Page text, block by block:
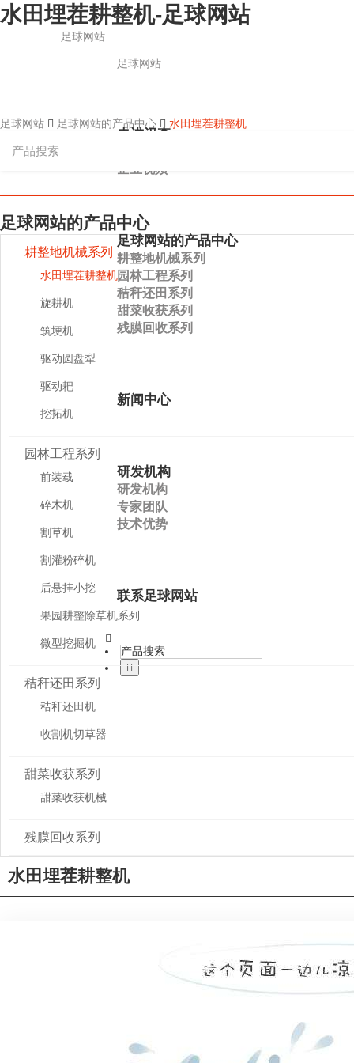
水田埋茬耕整机-足球网站
足球网站
足球网站
走进汉森
企业视频
足球网站的产品中心
耕整地机械系列
园林工程系列
秸秆还田系列
甜菜收获系列
残膜回收系列
新闻中心
研发机构
研发机构
专家团队
技术优势
联系足球网站
足球网站 足球网站的产品中心 水田埋茬耕整机
足球网站的产品中心
耕整地机械系列
水田埋茬耕整机
旋耕机
筑埂机
驱动圆盘犁
驱动耙
挖拓机
园林工程系列
前装载
碎木机
割草机
割灌粉碎机
后悬挂小挖
果园耕整除草机系列
微型挖掘机
秸秆还田系列
秸秆还田机
收割机切草器
甜菜收获系列
甜菜收获机械
残膜回收系列
水田埋茬耕整机